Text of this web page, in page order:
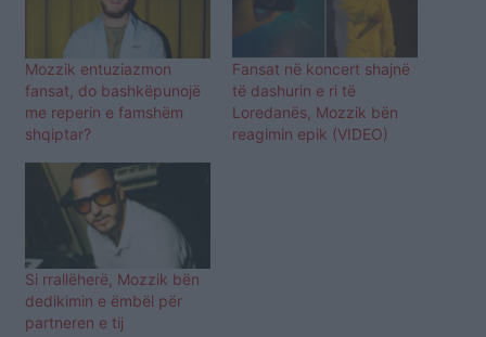
Mozzik entuziazmon
fansat, do bashkëpunojë
me reperin e famshëm
shqiptar?
Fansat në koncert shajnë
të dashurin e ri të
Loredanës, Mozzik bën
reagimin epik (VIDEO)
Si rrallëherë, Mozzik bën
dedikimin e ëmbël për
partneren e tij